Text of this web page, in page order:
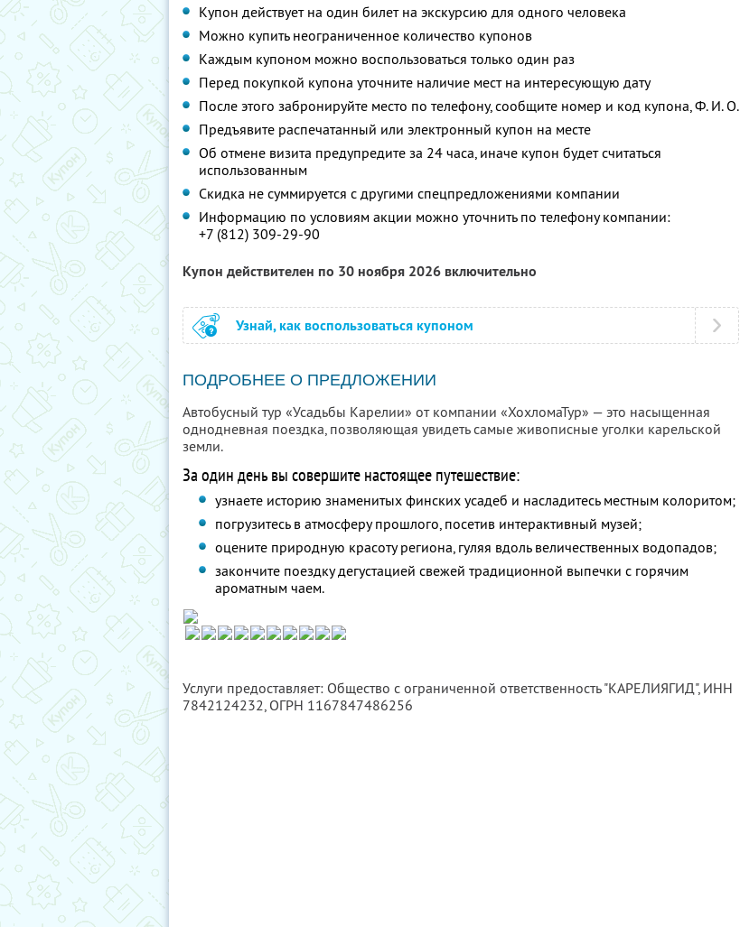
Купон действует на один билет на экскурсию для одного человека
Можно купить неограниченное количество купонов
Каждым купоном можно воспользоваться только один раз
Перед покупкой купона уточните наличие мест на интересующую дату
После этого забронируйте место по телефону, сообщите номер и код купона, Ф. И. О.
Предъявите распечатанный или электронный купон на месте
Об отмене визита предупредите за 24 часа, иначе купон будет считаться
использованным
Скидка не суммируется с другими спецпредложениями компании
Информацию по условиям акции можно уточнить по телефону компании:
+7 (812) 309-29-90
Купон действителен по 30 ноября 2026 включительно
Узнай, как воспользоваться купоном
ПОДРОБНЕЕ О ПРЕДЛОЖЕНИИ
Автобусный тур «Усадьбы Карелии» от компании «ХохломаТур» — это насыщенная
однодневная поездка, позволяющая увидеть самые живописные уголки карельской
земли.
За один день вы совершите настоящее путешествие:
узнаете историю знаменитых финских усадеб и насладитесь местным колоритом;
погрузитесь в атмосферу прошлого, посетив интерактивный музей;
оцените природную красоту региона, гуляя вдоль величественных водопадов;
закончите поездку дегустацией свежей традиционной выпечки с горячим
ароматным чаем.
Услуги предоставляет: Общество с ограниченной ответственность "КАРЕЛИЯГИД", ИНН
7842124232, ОГРН 1167847486256